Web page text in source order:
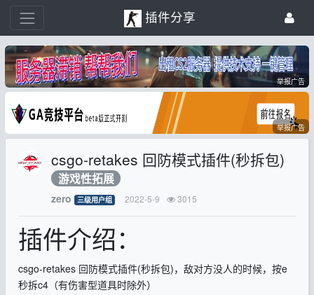
插件分享
举报广告
举报广告
csgo-retakes 回防模式插件(秒拆包)
游戏性拓展
zero 三级用户组 2022-5-9 3015
插件介绍：
csgo-retakes 回防模式插件(秒拆包)，敌对方没人的时候，按e
秒拆c4（有伤害型道具时除外）